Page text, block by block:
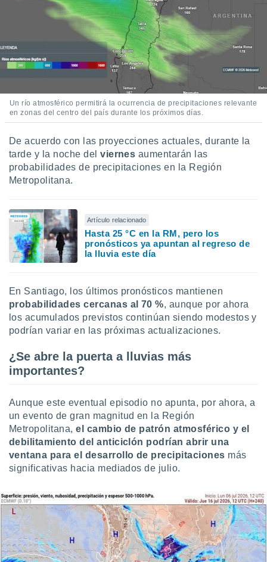
Un río atmosférico permitirá la ocurrencia de precipitaciones relevante
en zonas del centro del país durante los próximos días.
De acuerdo con las proyecciones actuales, durante la
tarde y la noche delviernes aumentarán las
probabilidades de precipitaciones en la Región
Metropolitana.
Artículo relacionado
Hasta 25 °C en la RM, pero los
pronósticos ya apuntan al regreso de
la lluvia este día
En Santiago, los últimos pronósticos mantienen
probabilidades cercanas al 70 %, aunque por ahora
los acumulados previstos continúan siendo modestos y
podrían variar en las próximas actualizaciones.
¿Se abre la puerta a lluvias más
importantes?
Aunque este eventual episodio no apunta, por ahora, a
un evento de gran magnitud en la Región
Metropolitana,el cambio de patrón atmosférico y el
debilitamiento del anticiclón podrían abrir una
ventana para el desarrollo de precipitaciones más
significativas hacia mediados de julio.